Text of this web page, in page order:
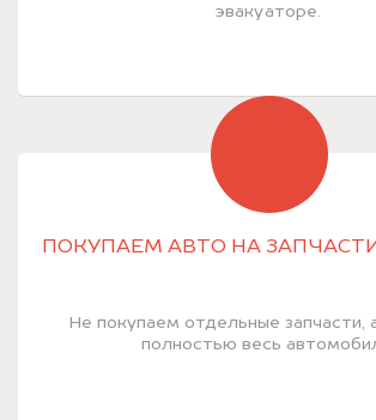
эвакуаторе.
ПОКУПАЕМ АВТО НА
Не покупаем отдельные запчасти,
полностью весь